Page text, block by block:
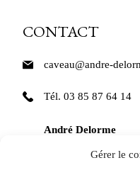
Gérer le
CONTACT
caveau@andre-
Tél. 03 85 87 64 14
André Delorme
11 Rue des Bordes